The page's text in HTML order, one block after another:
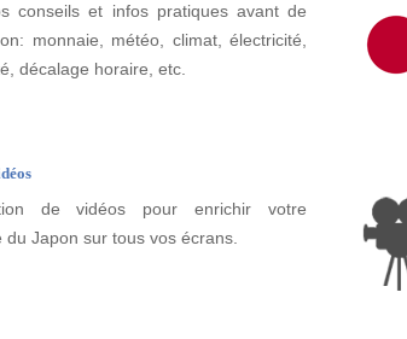
conseils et infos pratiques avant de
monnaie, météo, climat, électricité,
décalage horaire, etc.
de vidéos pour enrichir votre
du Japon sur tous vos écrans.